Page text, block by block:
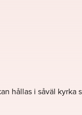
hållas i såväl kyrka